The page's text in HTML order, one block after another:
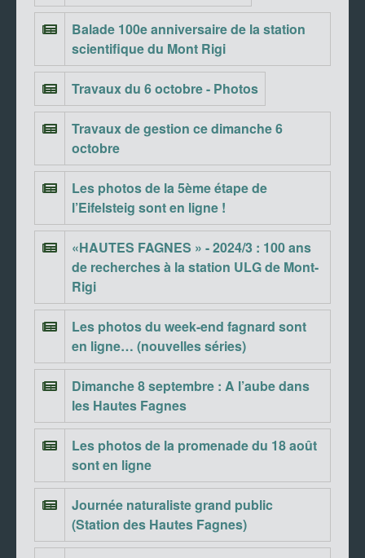
Balade 100e anniversaire de la station
scientifique du Mont Rigi
Travaux du 6 octobre - Photos
Travaux de gestion ce dimanche 6
octobre
Les photos de la 5ème étape de
l’Eifelsteig sont en ligne !
«HAUTES FAGNES » - 2024/3 : 100 ans
de recherches à la station ULG de Mont-
Rigi
Les photos du week-end fagnard sont
en ligne… (nouvelles séries)
Dimanche 8 septembre : A l’aube dans
les Hautes Fagnes
Les photos de la promenade du 18 août
sont en ligne
Journée naturaliste grand public
(Station des Hautes Fagnes)